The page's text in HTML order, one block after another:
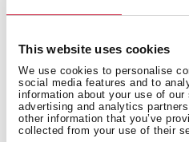
This website uses cookies
We use cookies to personalise
social media features and to
information about your use of
advertising and analytics
other information that you’ve
collected from your use of their
Produkt
Ten produkt został
nagrodami branżowymi,
Design Awards, European
International